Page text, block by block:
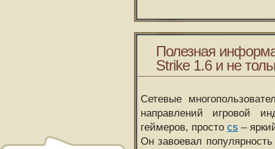
Полезная
Strike 1.6 и не
Сетевые
направлений игровой
геймеров, простоcs –
Он завоевал